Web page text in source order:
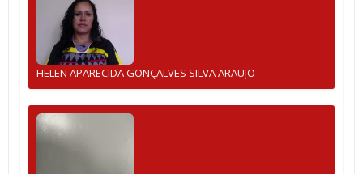
HELEN APARECIDA GONÇALVES SILVA ARAUJO